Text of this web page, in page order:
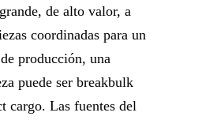
de alto valor, a
coordinadas para un
producción, una
puede ser breakbulk
cargo. Las fuentes del